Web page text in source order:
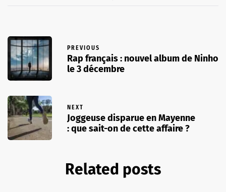
PREVIOUS
Rap français : nouvel album de Ninho
le 3 décembre
NEXT
Joggeuse disparue en Mayenne
: que sait-on de cette affaire ?
Related posts